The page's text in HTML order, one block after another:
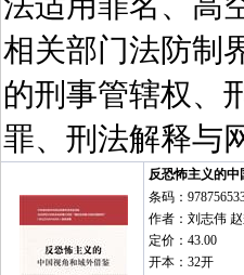
相关部门法防制
的刑事管辖权、
罪、刑法解释与
反恐怖主义的
条码：
作者：刘志伟
定价：43.00
开本：32开